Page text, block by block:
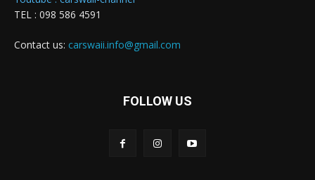
TEL : 098 586 4591
Contact us: carswaii.info@gmail.com
FOLLOW US